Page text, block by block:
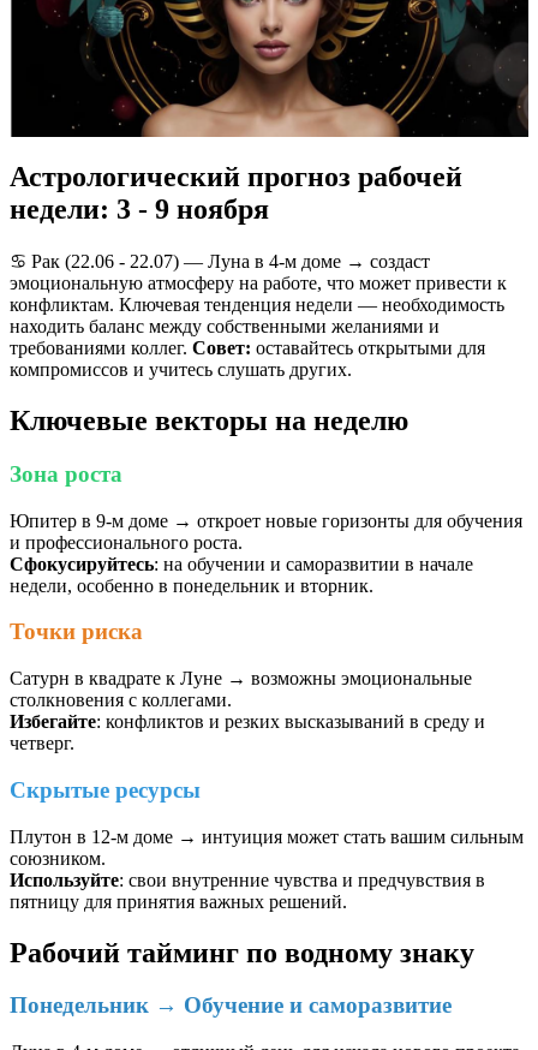
Астрологический прогноз рабочей
недели: 3 - 9 ноября
♋️ Рак (22.06 - 22.07) — Луна в 4-м доме → создаст
эмоциональную атмосферу на работе, что может привести к
конфликтам. Ключевая тенденция недели — необходимость
находить баланс между собственными желаниями и
требованиями коллег. Совет: оставайтесь открытыми для
компромиссов и учитесь слушать других.
Ключевые векторы на неделю
Зона роста
Юпитер в 9-м доме → откроет новые горизонты для обучения
и профессионального роста.
Сфокусируйтесь: на обучении и саморазвитии в начале
недели, особенно в понедельник и вторник.
Точки риска
Сатурн в квадрате к Луне → возможны эмоциональные
столкновения с коллегами.
Избегайте: конфликтов и резких высказываний в среду и
четверг.
Скрытые ресурсы
Плутон в 12-м доме → интуиция может стать вашим сильным
союзником.
Используйте: свои внутренние чувства и предчувствия в
пятницу для принятия важных решений.
Рабочий тайминг по водному знаку
Понедельник → Обучение и саморазвитие